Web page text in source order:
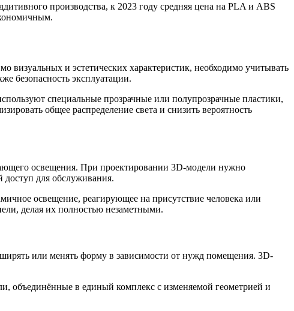
производства, к 2023 году средняя цена на PLA и ABS
и эстетических характеристик, необходимо учитывать
безопасность эксплуатации.
специальные прозрачные или полупрозрачные пластики,
общее распределение света и снизить вероятность
освещения. При проектировании 3D-модели нужно
доступ для обслуживания.
освещение, реагирующее на присутствие человека или
делая их полностью незаметными.
или менять форму в зависимости от нужд помещения. 3D-
объединённые в единый комплекс с изменяемой геометрией и